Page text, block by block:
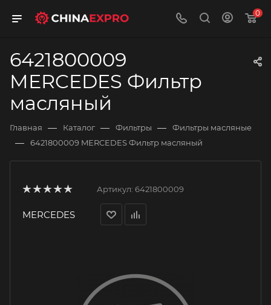
0
6421800009
MERCEDES Фильтр
масляный
Главная — Каталог — Фильтры — Фильтры масляные
— 6421800009 MERCEDES Фильтр масляный
Артикул: 6421800009
MERCEDES